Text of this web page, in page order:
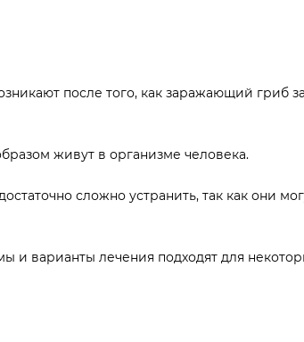
после того, как заражающий гриб
живут в организме человека.
сложно устранить, так как они
и варианты лечения подходят для